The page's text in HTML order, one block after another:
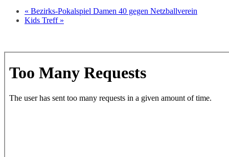
« Bezirks-Pokalspiel Damen 40 gegen Netzballverein
Kids Treff »